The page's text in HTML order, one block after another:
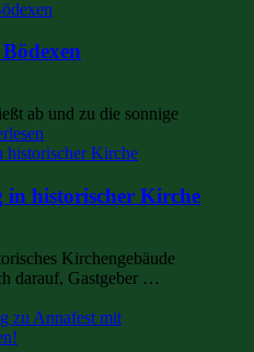
ab und zu die sonnige
in historischer Kirche
Kirchengebäude
darauf, Gastgeber …